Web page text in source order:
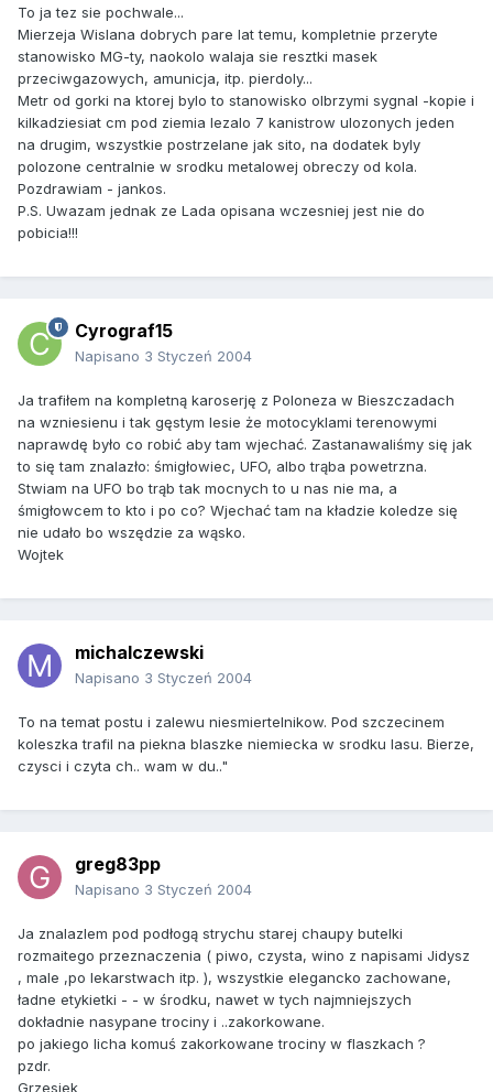
To ja tez sie pochwale...
Mierzeja Wislana dobrych pare lat temu, kompletnie przeryte
stanowisko MG-ty, naokolo walaja sie resztki masek
przeciwgazowych, amunicja, itp. pierdoly...
Metr od gorki na ktorej bylo to stanowisko olbrzymi sygnal -kopie i
kilkadziesiat cm pod ziemia lezalo 7 kanistrow ulozonych jeden
na drugim, wszystkie postrzelane jak sito, na dodatek byly
polozone centralnie w srodku metalowej obreczy od kola.
Pozdrawiam - jankos.
P.S. Uwazam jednak ze Lada opisana wczesniej jest nie do
pobicia!!!
Cyrograf15
Napisano 3 Styczeń 2004
Ja trafiłem na kompletną karoserję z Poloneza w Bieszczadach
na wzniesienu i tak gęstym lesie że motocyklami terenowymi
naprawdę było co robić aby tam wjechać. Zastanawaliśmy się jak
to się tam znalazło: śmigłowiec, UFO, albo trąba powetrzna.
Stwiam na UFO bo trąb tak mocnych to u nas nie ma, a
śmigłowcem to kto i po co? Wjechać tam na kładzie koledze się
nie udało bo wszędzie za wąsko.
Wojtek
michalczewski
Napisano 3 Styczeń 2004
To na temat postu i zalewu niesmiertelnikow. Pod szczecinem
koleszka trafil na piekna blaszke niemiecka w srodku lasu. Bierze,
czysci i czyta ch.. wam w du.."
greg83pp
Napisano 3 Styczeń 2004
Ja znalazlem pod podłogą strychu starej chaupy butelki
rozmaitego przeznaczenia ( piwo, czysta, wino z napisami Jidysz
, male ,po lekarstwach itp. ), wszystkie elegancko zachowane,
ładne etykietki - - w środku, nawet w tych najmniejszych
dokładnie nasypane trociny i ..zakorkowane.
po jakiego licha komuś zakorkowane trociny w flaszkach ?
pzdr.
Grzesiek